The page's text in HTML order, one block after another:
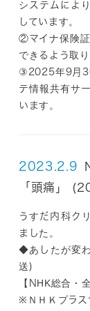
システムによ
しています。
②マイナ保険
できるよう取
③2025年9月
テ情報共有サ
います。
2023.2.9
「頭痛」
うすだ内科ク
ました。
◆あしたが変
送)
【NHK総合・
※ＮＨＫプラス